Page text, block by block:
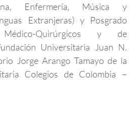
Enfermería, Música y
Extranjeras) y Posgrado
Médico-Quirúrgicos y de
Universitaria Juan N.
Jorge Arango Tamayo de la
Colegios de Colombia –